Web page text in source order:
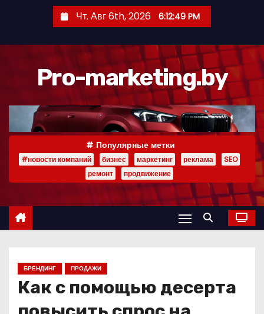
р
Чт. Авг 6th, 2026 6:12:50 PM
Pro-marketing.by
Популярные метки
#новости компаний бизнес маркетинг реклама
SEO
ремонт
продвижение
БРЕНДИНГ ПРОДАЖИ
Как с помощью десерта